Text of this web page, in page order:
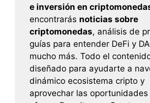
e inversión en
encontrarás noticias sobre
criptomonedas, análisis de
guías para entender DeFi y
mucho más. Todo el
diseñado para ayudarte a
dinámico ecosistema cripto y
aprovechar las oportunidades